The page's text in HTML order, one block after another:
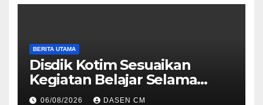
BERITA UTAMA
Disdik Kotim Sesuaikan
Kegiatan Belajar Selama
Musim Kemarau
06/08/2026 DASEN CM